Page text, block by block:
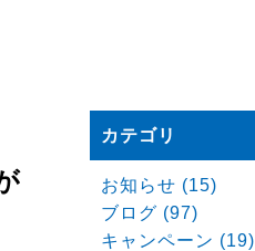
カテゴリ
お知らせ (15)
ブログ (97)
キャンペーン (19)